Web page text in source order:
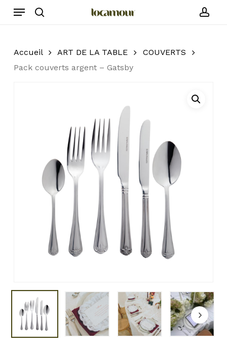
Menu
Accueil ART DE LA TABLE
COUVERTS
Pack couverts argent – Gatsby